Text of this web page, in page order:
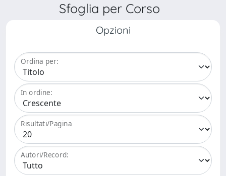
Sfoglia per Corso
Opzioni
Ordina per:
In ordine:
Risultati/Pagina
Autori/Record: